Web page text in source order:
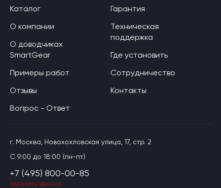
Каталог
О компании
О доводчиках
SmartGear
Примеры работ
Отзывы
Вопрос - Ответ
Гарантия
Техническая
поддержка
Где установить
Сотрудничество
Контакты
г. Москва, Новохохловская улица, 17, стр. 2
C 9:00 до 18:00 (пн-пт)
+7 (495) 800-00-85
заказать звонок